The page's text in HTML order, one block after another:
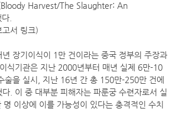
Harvest/The Slaughter: An
.
서 링크)
년 장기이식이 1만 건이라는 중국 정부의 주장과
식기관은 지난 2000년부터 매년 실제 6만-10
술을 실시, 지난 16년 간 총 150만-250만 건에
. 이 중 대부분 피해자는 파룬궁 수련자로서 실
이상에 이를 가능성이 있다는 충격적인 수치